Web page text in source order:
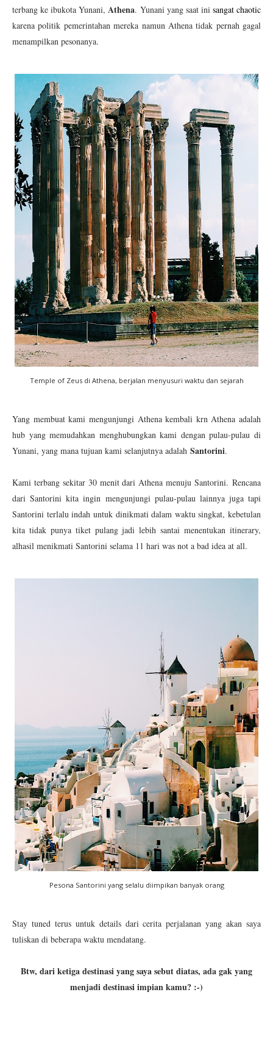
terbang ke ibukota Yunani,Athena. Yunani yang saat ini sangat chaotic
karena politik pemerintahan mereka namun Athena tidak pernah gagal
menampilkan pesonanya.
Temple of Zeus di Athena, berjalan menyusuri waktu dan sejarah
Yang membuat kami mengunjungi Athena kembali krn Athena adalah
hub yang memudahkan menghubungkan kami dengan pulau-pulau di
Yunani, yang mana tujuan kami selanjutnya adalah Santorini.
Kami terbang sekitar 30 menit dari Athena menuju Santorini. Rencana
dari Santorini kita ingin mengunjungi pulau-pulau lainnya juga tapi
Santorini terlalu indah untuk dinikmati dalam waktu singkat, kebetulan
kita tidak punya tiket pulang jadi lebih santai menentukan itinerary,
alhasil menikmati Santorini selama 11 hari was not a bad idea at all.
Pesona Santorini yang selalu diimpikan banyak orang
Stay tuned terus untuk details dari cerita perjalanan yang akan saya
tuliskan di beberapa waktu mendatang.
Btw, dari ketiga destinasi yang saya sebut diatas, ada gak yang
menjadi destinasi impian kamu? :-)